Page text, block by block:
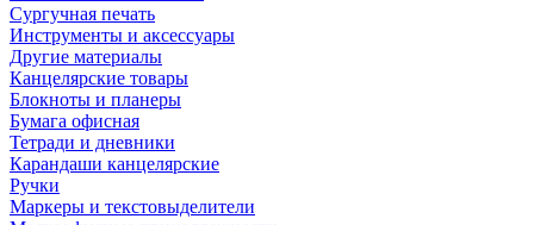
Сургучная печать
Инструменты и аксессуары
Другие материалы
Канцелярские товары
Блокноты и планеры
Бумага офисная
Тетради и дневники
Карандаши канцелярские
Ручки
Маркеры и текстовыделители